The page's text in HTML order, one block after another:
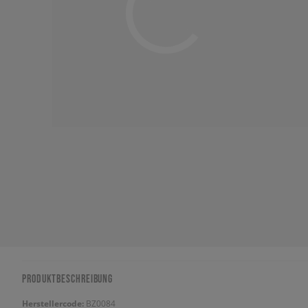
PRODUKTBESCHREIBUNG
Herstellercode: BZ0084